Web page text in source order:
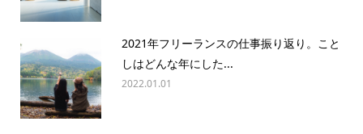
2021年フリーランスの仕事振り返り。こと
しはどんな年にした...
2022.01.01